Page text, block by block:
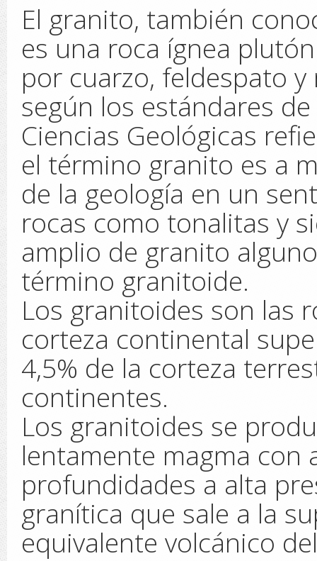
El granito, también
es una roca ígnea
por cuarzo, feldespato
según los estándares
Ciencias Geológicas
el término granito es a
de la geología en un
rocas como tonalitas y
amplio de granito
término granitoide.
Los granitoides son las
corteza continental
4,5% de la corteza
continentes.
Los granitoides se
lentamente magma con
profundidades a alta
granítica que sale a la
equivalente volcánico